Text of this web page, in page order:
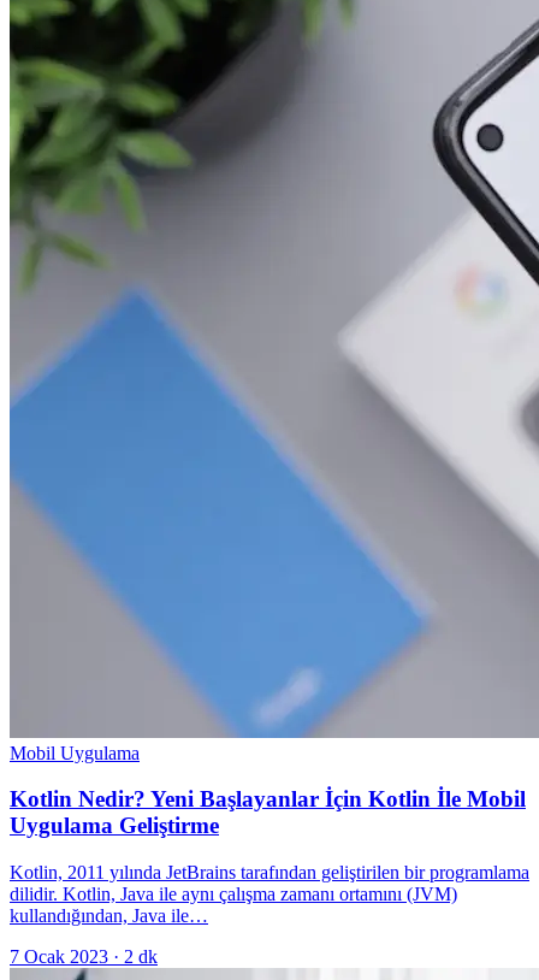
Mobil Uygulama
Kotlin Nedir? Yeni Başlayanlar İçin Kotlin İle Mobil
Uygulama Geliştirme
Kotlin, 2011 yılında JetBrains tarafından geliştirilen bir programlama
dilidir. Kotlin, Java ile aynı çalışma zamanı ortamını (JVM)
kullandığından, Java ile…
7 Ocak 2023 · 2 dk